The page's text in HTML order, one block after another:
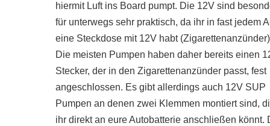
hiermit Luft ins Board pumpt. Die 12V sind
für unterwegs sehr praktisch, da ihr in fast jedem
eine Steckdose mit 12V habt
Die meisten Pumpen haben daher bereits einen
Stecker, der in den Zigarettenanzünder passt, fest
angeschlossen. Es gibt allerdings auch 12V SUP
Pumpen an denen zwei Klemmen montiert sind,
ihr direkt an eure Autobatterie anschließen könnt.